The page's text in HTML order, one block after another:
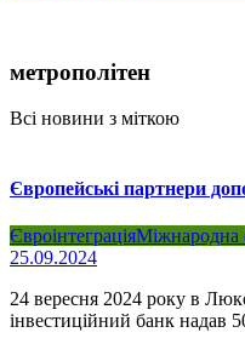
метрополітен
Всі новини з міткою
Європейські партнери
ЄвроінтеграціяМіжнародна
25.09.2024
24 вересня 2024 року в
інвестиційний банк надав